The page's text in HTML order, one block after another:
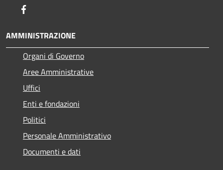
AMMINISTRAZIONE
Organi di Governo
Aree Amministrative
Uffici
Enti e fondazioni
Politici
Personale Amministrativo
Documenti e dati